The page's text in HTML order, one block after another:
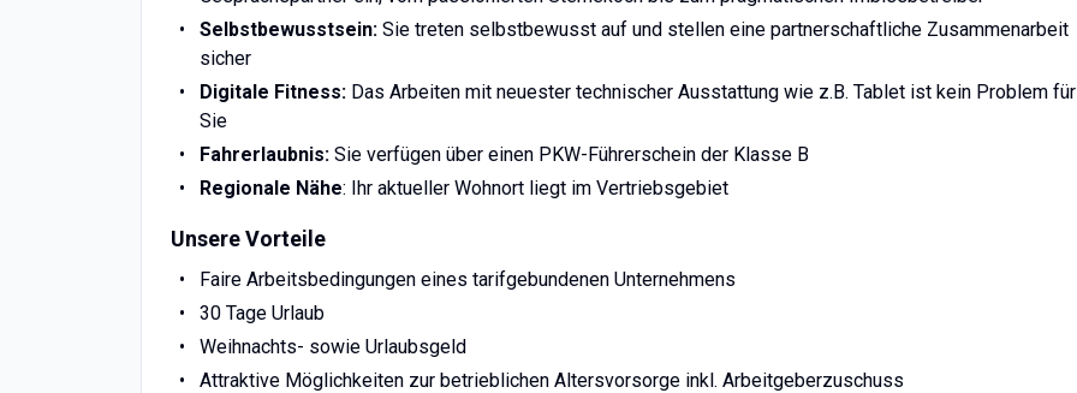
Selbstbewusstsein: Sie treten selbstbewusst auf und stellen eine partnerschaftliche Zusammenarbeit
sicher
Digitale Fitness:Das Arbeiten mit neuester technischer Ausstattung wie z.B. Tablet ist kein Problem für
Sie
Fahrerlaubnis: Sie verfügen über einen PKW-Führerschein der Klasse B
Regionale Nähe: Ihr aktueller Wohnort liegt im Vertriebsgebiet
Unsere Vorteile
Faire Arbeitsbedingungen eines tarifgebundenen Unternehmens
30 Tage Urlaub
Weihnachts- sowie Urlaubsgeld
Attraktive Möglichkeiten zur betrieblichen Altersvorsorge inkl. Arbeitgeberzuschuss